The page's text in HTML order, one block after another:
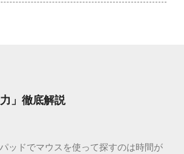
」徹底解説
ッドでマウスを使って探すのは時間が